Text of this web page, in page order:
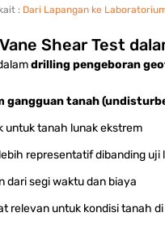
: Dari Lapangan ke
Shear Test
drilling pengeboran
gangguan tanah
untuk tanah lunak ekstrem
representatif dibanding
dari segi waktu dan biaya
relevan untuk kondisi tanah di